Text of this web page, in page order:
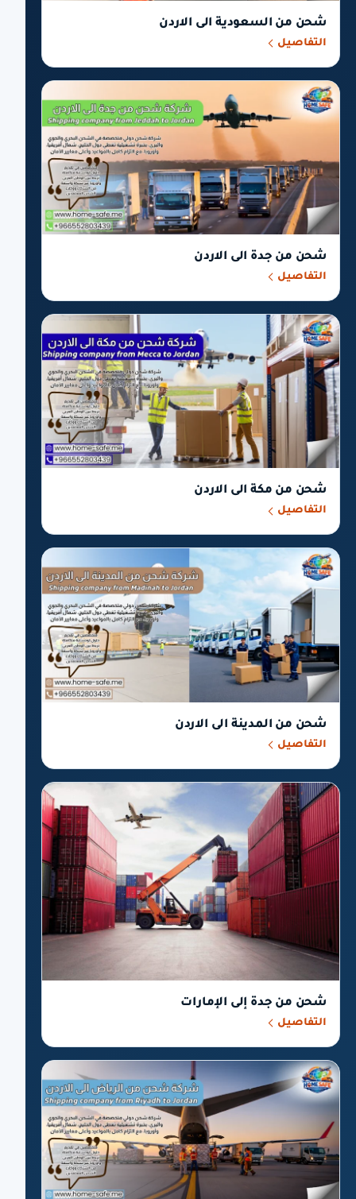
شحن من السعودية الى الاردن
التفاصيل
شحن من جدة الى الاردن
التفاصيل
شحن من مكة الى الاردن
التفاصيل
شحن من المدينة الى الاردن
التفاصيل
شحن من جدة إلى الإمارات
التفاصيل